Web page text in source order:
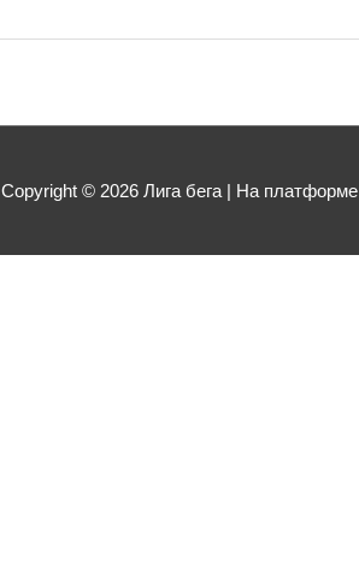
Copyright © 2026 Лига бега| На платформе